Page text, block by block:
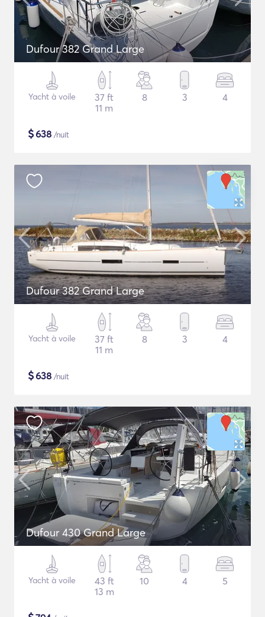
Dufour 382 Grand Large
Yacht à voile
37 ft
11 m
8 3 4
$638 /nuit
Dufour 382 Grand Large
Yacht à voile
37 ft
11 m
8 3 4
$638 /nuit
Dufour 430 Grand Large
Yacht à voile
43 ft
13 m
10 4 5